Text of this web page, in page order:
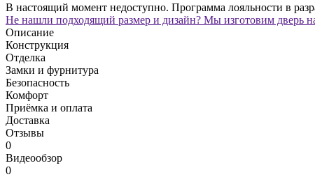
В настоящий момент недоступно. Программа лояльности в
Не нашли подходящий размер и дизайн? Мы изготовим дверь на
Описание
Конструкция
Отделка
Замки и фурнитура
Безопасность
Комфорт
Приёмка и оплата
Доставка
Отзывы
0
Видеообзор
0